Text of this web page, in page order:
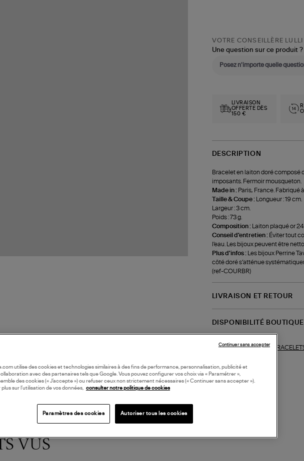
VOTRE CONSEILLÈRE LULLI
Une question sur ce produit ?
LIVRAISON
OFFERTE DÈS
150 €
DESCRIPTION
Bracelet en laiton doré composé
imposants. Fermoir mousqueton.
Made in : Paris, France. Fabriqué
Taille & Coupe :
Longueur : 19 cm.
Largeur : 3 cm.
Poids : 73 g.
Composition :
Laiton plaqué or
Conseil d'entretien : Éviter tout
l'eau. Les bijoux peuvent être
Plus d'infos :
Les bijoux Perrine
côté doré s’atténue
(ref-COURBR)
LIVRAISON ET RETOUR
DISPONIBILITÉ BOUTIQUE
Collections similaires :
VUS
utilise des cookies et technologies similaires à des fins de performance, personnalisation, publicité et
avec des partenaires tels que Google. Vous pouvez configurer vos choix via « Paramétrer »,
des cookies (« J’accepte ») ou refuser ceux non strictement nécessaires (« Continuer sans accepter »).
sur l’utilisation de vos données, consulter notre politique de cookies
Paramètres des cookies Autoriser tous les cookies
Continuer sans accepter